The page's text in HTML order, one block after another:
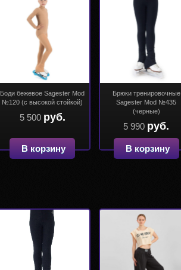
Боди бежевое Sagester Mod
№120 (с высокой стойкой)
5 500 руб.
В корзину
Брюки тренировочные
Sagester Mod №435
(черные)
5 990 руб.
В корзину